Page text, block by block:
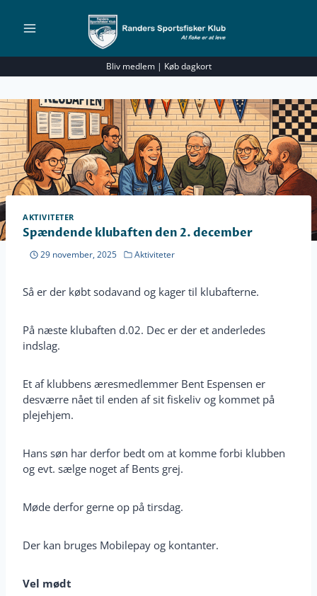
Bliv medlem| Køb dagkort
AKTIVITETER
Spændende klubaften den 2. december
29 november, 2025 Aktiviteter
Så er der købt sodavand og kager til klubafterne.
På næste klubaften d.02. Dec er der et anderledes
indslag.
Et af klubbens æresmedlemmer Bent Espensen er
desværre nået til enden af sit fiskeliv og kommet på
plejehjem.
Hans søn har derfor bedt om at komme forbi klubben
og evt. sælge noget af Bents grej.
Møde derfor gerne op på tirsdag.
Der kan bruges Mobilepay og kontanter.
Vel mødt